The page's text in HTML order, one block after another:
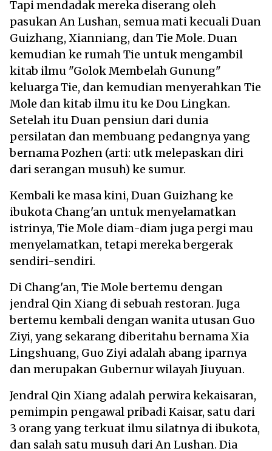
Tapi mendadak mereka diserang oleh
pasukan An Lushan, semua mati kecuali Duan
Guizhang, Xianniang, dan Tie Mole. Duan
kemudian ke rumah Tie untuk mengambil
kitab ilmu "Golok Membelah Gunung"
keluarga Tie, dan kemudian menyerahkan Tie
Mole dan kitab ilmu itu ke Dou Lingkan.
Setelah itu Duan pensiun dari dunia
persilatan dan membuang pedangnya yang
bernama Pozhen (arti: utk melepaskan diri
dari serangan musuh) ke sumur.
Kembali ke masa kini, Duan Guizhang ke
ibukota Chang'an untuk menyelamatkan
istrinya, Tie Mole diam-diam juga pergi mau
menyelamatkan, tetapi mereka bergerak
sendiri-sendiri.
Di Chang'an, Tie Mole bertemu dengan
jendral Qin Xiang di sebuah restoran. Juga
bertemu kembali dengan wanita utusan Guo
Ziyi, yang sekarang diberitahu bernama Xia
Lingshuang, Guo Ziyi adalah abang iparnya
dan merupakan Gubernur wilayah Jiuyuan.
Jendral Qin Xiang adalah perwira kekaisaran,
pemimpin pengawal pribadi Kaisar, satu dari
3 orang yang terkuat ilmu silatnya di ibukota,
dan salah satu musuh dari An Lushan. Dia